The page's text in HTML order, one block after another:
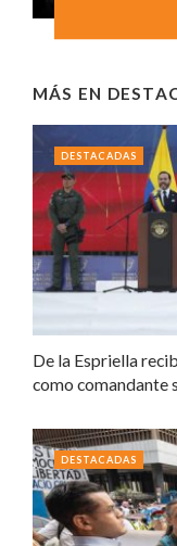
MÁS EN
De la Espriella
como comandante
DESTACADAS
DESTACADAS